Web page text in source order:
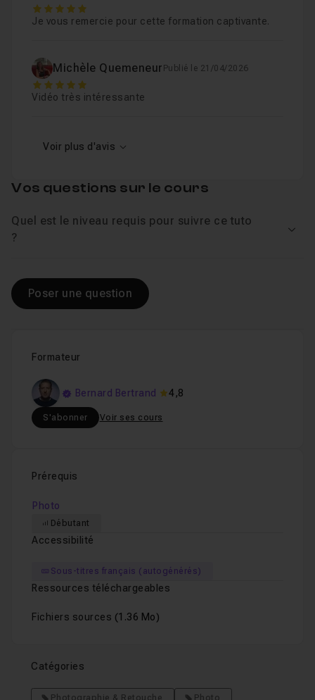
5
Je vous remercie pour cette formation captivante.
Michèle Quemeneur Publié le 21/04/2026
5
Vidéo très intéressante
Voir plus d'avis
Formateur
Bernard Bertrand 4,8
S'abonner Voir ses cours
Prérequis
Photo
Débutant
Accessibilité
Sous-titres français (autogénérés)
Ressources téléchargeables
Fichiers sources (1.36 Mo)
Catégories
Photographie & Retouche
Photo
Vos questions sur le cours
Quel est le niveau requis pour suivre ce tuto
?
Poser une question